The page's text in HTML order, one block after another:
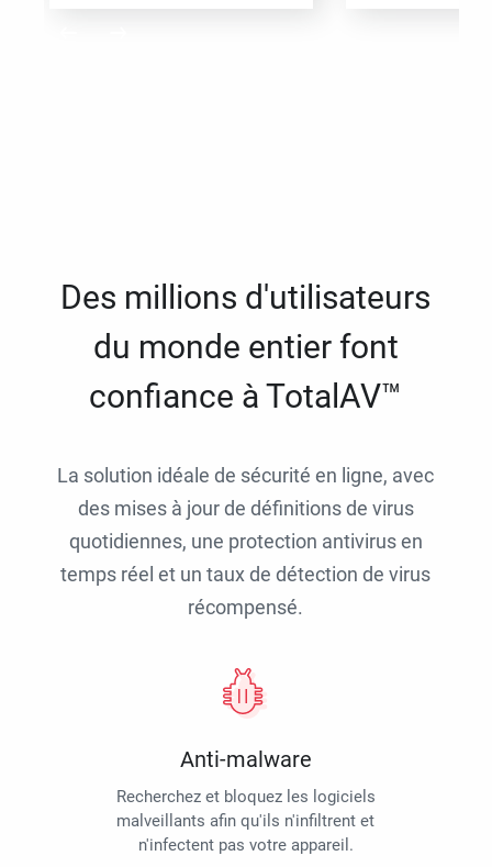
Des millions d'utilisateurs
du monde entier font
confiance à TotalAV™
La solution idéale de sécurité en ligne, avec
des mises à jour de définitions de virus
quotidiennes, une protection antivirus en
temps réel et un taux de détection de virus
récompensé.
Anti-malware
Recherchez et bloquez les logiciels
malveillants afin qu'ils n'infiltrent et
n'infectent pas votre appareil.